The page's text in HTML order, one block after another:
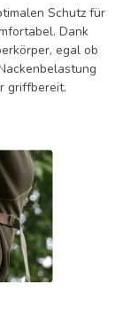
Schutz für
Dank
egal ob
griffbereit.